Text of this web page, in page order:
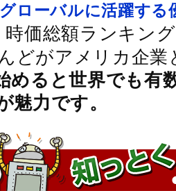
ローバルに活躍する
時価総額ランキン
どがアメリカ企業
めると世界でも有
魅力です。